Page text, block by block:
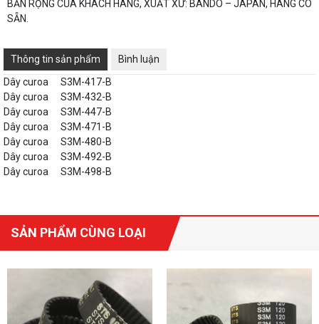
BẢN RỘNG CỦA KHÁCH HÀNG, XUẤT XỨ: BANDO – JAPAN, HÀNG CÓ
SẴN.
Thông tin sản phẩm
Bình luận
Dây curoa
S3M-417-B
Dây curoa
S3M-432-B
Dây curoa
S3M-447-B
Dây curoa
S3M-471-B
Dây curoa
S3M-480-B
Dây curoa
S3M-492-B
Dây curoa
S3M-498-B
SẢN PHẨM CÙNG LOẠI